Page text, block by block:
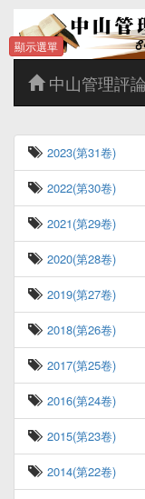
中山管理評論
2023(第31卷)
2022(第30卷)
2021(第29卷)
2020(第28卷)
2019(第27卷)
2018(第26卷)
2017(第25卷)
2016(第24卷)
2015(第23卷)
2014(第22卷)
顯示選單